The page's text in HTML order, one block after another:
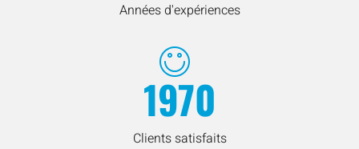
Années d'expériences
1970
Clients satisfaits